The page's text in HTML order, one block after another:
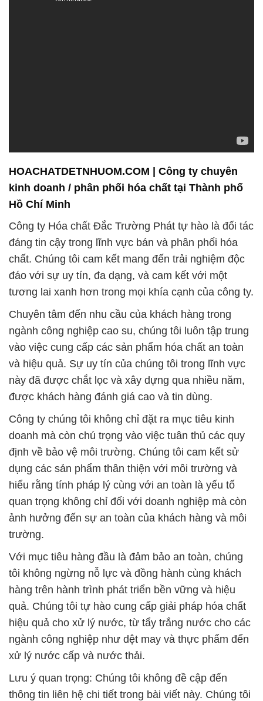
HOACHATDETNHUOM.COM | Công ty chuyên
kinh doanh / phân phối hóa chất tại Thành phố
Hồ Chí Minh
Công ty Hóa chất Đắc Trường Phát tự hào là đối tác
đáng tin cậy trong lĩnh vực bán và phân phối hóa
chất. Chúng tôi cam kết mang đến trải nghiệm độc
đáo với sự uy tín, đa dạng, và cam kết với một
tương lai xanh hơn trong mọi khía cạnh của công ty.
Chuyên tâm đến nhu cầu của khách hàng trong
ngành công nghiệp cao su, chúng tôi luôn tập trung
vào việc cung cấp các sản phẩm hóa chất an toàn
và hiệu quả. Sự uy tín của chúng tôi trong lĩnh vực
này đã được chắt lọc và xây dựng qua nhiều năm,
được khách hàng đánh giá cao và tin dùng.
Công ty chúng tôi không chỉ đặt ra mục tiêu kinh
doanh mà còn chú trọng vào việc tuân thủ các quy
định về bảo vệ môi trường. Chúng tôi cam kết sử
dụng các sản phẩm thân thiện với môi trường và
hiểu rằng tính pháp lý cùng với an toàn là yếu tố
quan trọng không chỉ đối với doanh nghiệp mà còn
ảnh hưởng đến sự an toàn của khách hàng và môi
trường.
Với mục tiêu hàng đầu là đảm bảo an toàn, chúng
tôi không ngừng nỗ lực và đồng hành cùng khách
hàng trên hành trình phát triển bền vững và hiệu
quả. Chúng tôi tự hào cung cấp giải pháp hóa chất
hiệu quả cho xử lý nước, từ tẩy trắng nước cho các
ngành công nghiệp như dệt may và thực phẩm đến
xử lý nước cấp và nước thải.
Lưu ý quan trọng: Chúng tôi không đề cập đến
thông tin liên hệ chi tiết trong bài viết này. Chúng tôi